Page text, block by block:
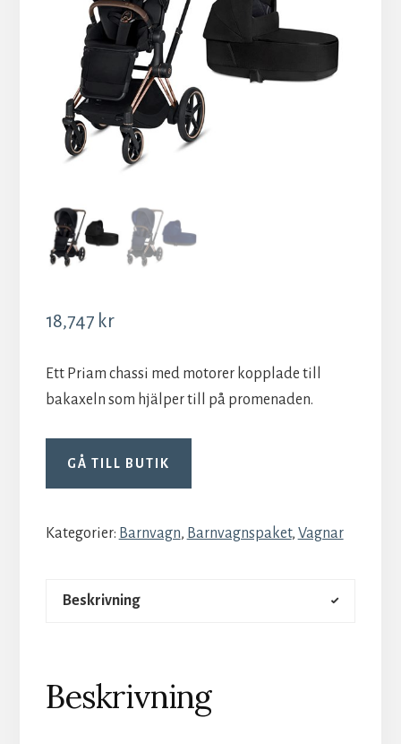
18,747 kr
Ett Priam chassi med motorer kopplade till
bakaxeln som hjälper till på promenaden.
GÅ TILL BUTIK
Kategorier: Barnvagn, Barnvagnspaket, Vagnar
Beskrivning
Beskrivning